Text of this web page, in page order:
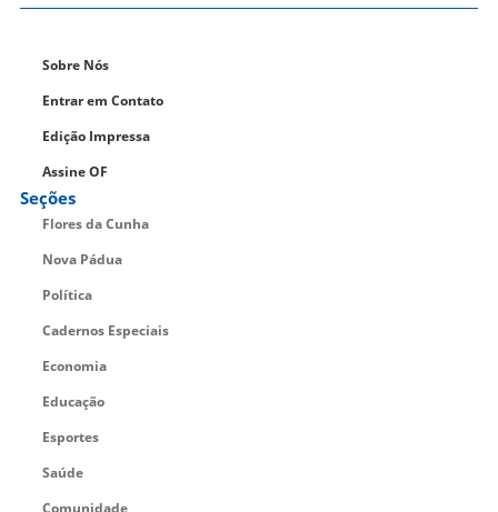
Sobre Nós
Entrar em Contato
Edição Impressa
Assine OF
Seções
Flores da Cunha
Nova Pádua
Política
Cadernos Especiais
Economia
Educação
Esportes
Saúde